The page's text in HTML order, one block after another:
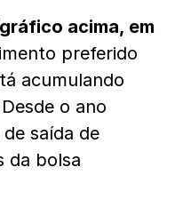
gráfico acima, em
preferido
acumulando
o ano
saída de
da bolsa